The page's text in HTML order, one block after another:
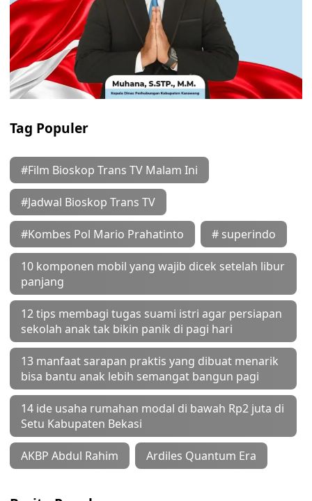
Tag Populer
#Film Bioskop Trans TV Malam Ini
#Jadwal Bioskop Trans TV
#Kombes Pol Mario Prahatinto # superindo
10 komponen mobil yang wajib dicek setelah libur
panjang
12 tips membagi tugas suami istri agar persiapan
sekolah anak tak bikin panik di pagi hari
13 manfaat sarapan praktis yang dibuat menarik
bisa bantu anak lebih semangat bangun pagi
14 ide usaha rumahan modal di bawah Rp2 juta di
Setu Kabupaten Bekasi
AKBP Abdul Rahim Ardiles Quantum Era